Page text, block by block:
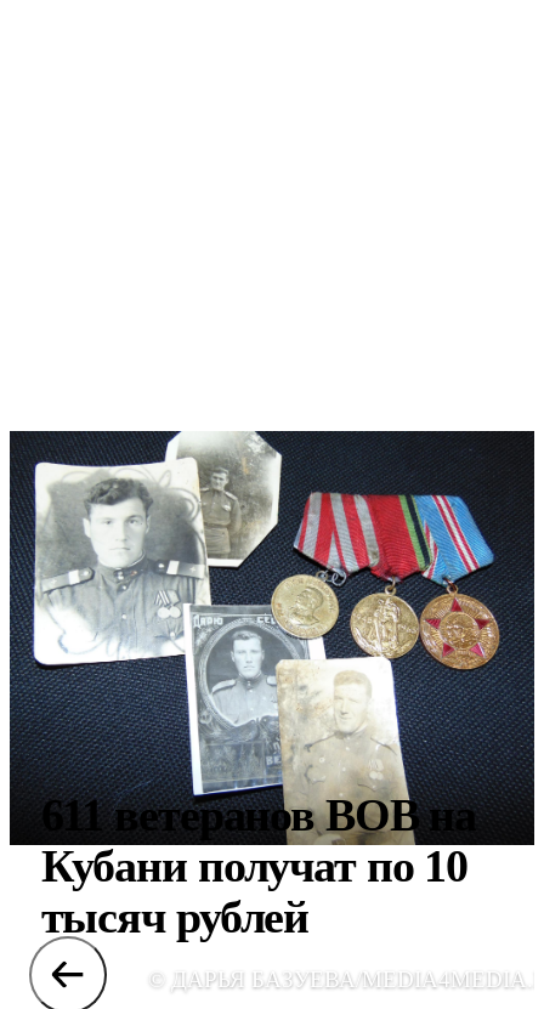
611 ветеранов ВОВ на
Кубани получат по 10
тысяч рублей
© ДАРЬЯ БАЗУЕВА/